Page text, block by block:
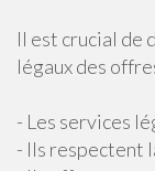
Il est crucial de
légaux des
- Les services
- Ils respectent